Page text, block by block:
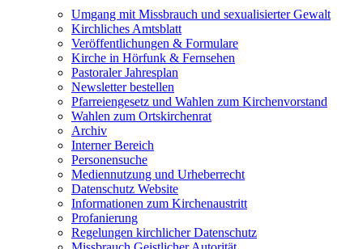
Umgang mit Missbrauch und sexualisierter Gewalt
Kirchliches Amtsblatt
Veröffentlichungen & Formulare
Kirche in Hörfunk & Fernsehen
Pastoraler Jahresplan
Newsletter bestellen
Pfarreiengesetz und Wahlen zum Kirchenvorstand
Wahlen zum Ortskirchenrat
Archiv
Interner Bereich
Personensuche
Mediennutzung und Urheberrecht
Datenschutz Website
Informationen zum Kirchenaustritt
Profanierung
Regelungen kirchlicher Datenschutz